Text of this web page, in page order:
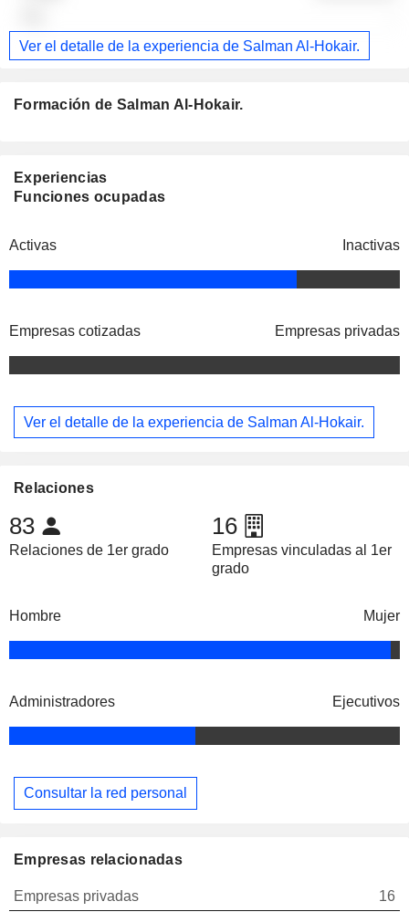
Ver el detalle de la experiencia de Salman Al-Hokair.
Formación de Salman Al-Hokair.
Experiencias
Funciones ocupadas
Activas Inactivas
Empresas cotizadas Empresas privadas
Ver el detalle de la experiencia de Salman Al-Hokair.
Relaciones
83
Relaciones de 1er grado
16
Empresas vinculadas al 1er
grado
Hombre Mujer
Administradores Ejecutivos
Consultar la red personal
Empresas relacionadas
Empresas privadas
16